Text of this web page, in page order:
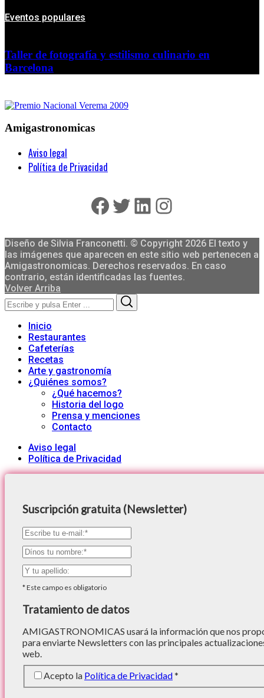
Eventos populares
Taller de fotografía y estilismo culinario en
Barcelona
Amigastronomicas
Aviso legal
Política de Privacidad
Facebook
Twitter
LinkedIn
Instagram
Diseño de Silvia Franconetti. © Copyright 2026 El texto y
las imágenes que aparecen en este sitio web pertenecen a
Amigastronomicas. Derechos reservados. En caso
contrario, están identificadas las fuentes.
Volver Arriba
Search
for:
Inicio
Restaurantes
Cafeterías
Recetas
Arte y gastronomía
¿Quiénes somos?
¿Qué hacemos?
Historia del logo
Prensa y menciones
Contacto
Aviso legal
Política de Privacidad
Suscripción gratuita (Newsletter)
*Este campo es obligatorio
Tratamiento de datos
AMIGASTRONOMICAS usará la información que nos
para enviarte Newsletters con las principales
web.
Acepto la Política de Privacidad*